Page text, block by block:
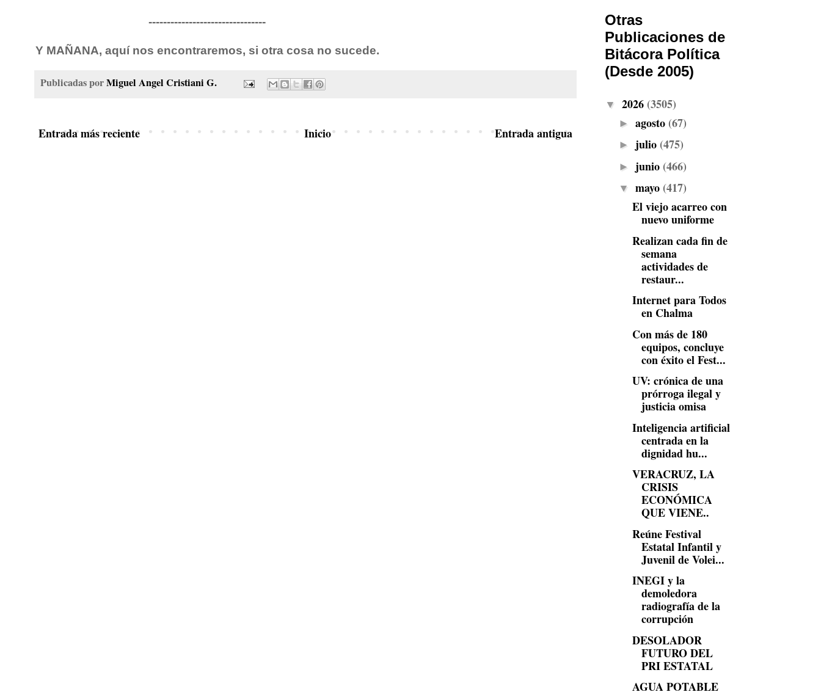
--------------------------------
Y MAÑANA, aquí nos encontraremos, si otra cosa no sucede.
Publicadas porMiguel Angel Cristiani G.
Entrada más reciente Entrada antigua
Inicio
Otras
Publicaciones de
Bitácora Política
(Desde 2005)
▼ 2026 (3505)
► agosto (67)
► julio (475)
► junio (466)
▼ mayo (417)
El viejo acarreo con
nuevo uniforme
Realizan cada fin de
semana
actividades de
restaur...
Internet para Todos
en Chalma
Con más de 180
equipos, concluye
con éxito el Fest...
UV: crónica de una
prórroga ilegal y
justicia omisa
Inteligencia artificial
centrada en la
dignidad hu...
VERACRUZ, LA
CRISIS
ECONÓMICA
QUE VIENE..
Reúne Festival
Estatal Infantil y
Juvenil de Volei...
INEGI y la
demoledora
radiografía de la
corrupción
DESOLADOR
FUTURO DEL
PRI ESTATAL
AGUA POTABLE